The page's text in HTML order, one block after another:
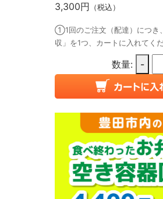
3,300円
（税込）
①1回のご注文（配達）につき
収」を1つ、カートに入れてく
数量: -